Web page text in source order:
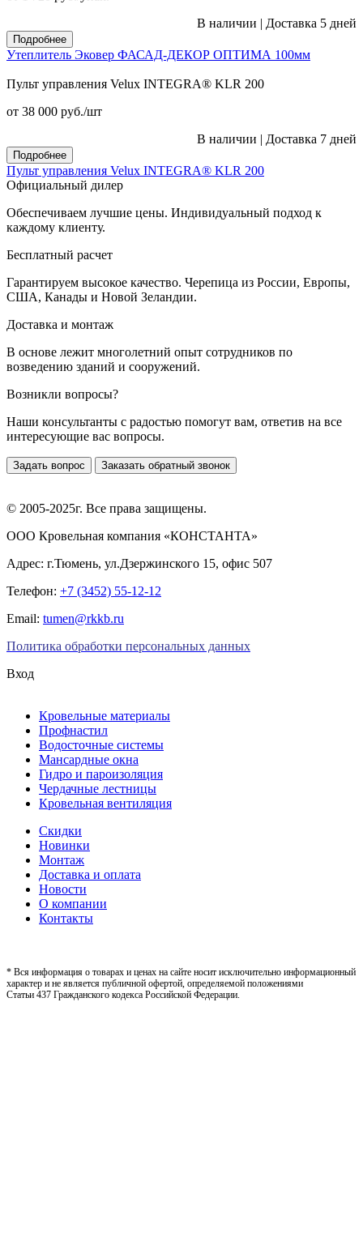
В наличии | Доставка 5 дней
Подробнее
Утеплитель Эковер ФАСАД-ДЕКОР ОПТИМА 100мм
Пульт управления Velux INTEGRA® KLR 200
от 38 000 руб./шт
В наличии | Доставка 7 дней
Подробнее
Пульт управления Velux INTEGRA® KLR 200
Официальный дилер
Обеспечиваем лучшие цены. Индивидуальный подход к
каждому клиенту.
Бесплатный расчет
Гарантируем высокое качество. Черепица из России, Европы,
США, Канады и Новой Зеландии.
Доставка и монтаж
В основе лежит многолетний опыт сотрудников по
возведению зданий и сооружений.
Возникли вопросы?
Наши консультанты с радостью помогут вам, ответив на все
интересующие вас вопросы.
Задать вопрос Заказать обратный звонок
© 2005-2025г. Все права защищены.
ООО Кровельная компания «КОНСТАНТА»
Адрес: г.Тюмень, ул.Дзержинского 15, офис 507
Телефон: +7 (3452) 55-12-12
Email: tumen@rkkb.ru
Политика обработки персональных данных
Вход
Кровельные материалы
Профнастил
Водосточные системы
Мансардные окна
Гидро и пароизоляция
Чердачные лестницы
Кровельная вентиляция
Скидки
Новинки
Монтаж
Доставка и оплата
Новости
О компании
Контакты
* Вся информация о товарах и ценах на сайте носит исключительно информационный
характер и не является публичной офертой, определяемой положениями
Статьи 437 Гражданского кодекса Российской Федерации.